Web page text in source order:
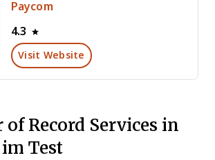
Paycom
4.3
Visit Website
Record Services in
Test